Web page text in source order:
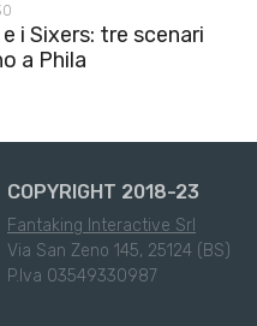
i Sixers: tre scenari
a Phila
COPYRIGHT 2018-23
Fantaking Interactive Srl
Via San Zeno 145, 25124 (BS)
P.Iva 03549330987